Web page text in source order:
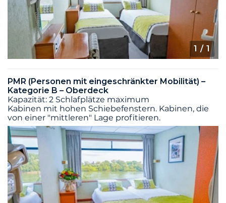
1 / 1
PMR (Personen mit eingeschränkter Mobilität) –
Kategorie B – Oberdeck
Kapazität: 2 Schlafplätze maximum
Kabinen mit hohen Schiebefenstern. Kabinen, die
von einer "mittleren" Lage profitieren.